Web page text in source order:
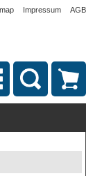
Impressum AGB